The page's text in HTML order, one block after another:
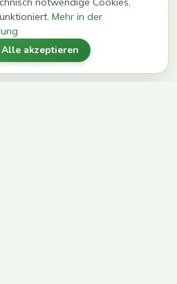
Mehr in der
Alle akzeptieren